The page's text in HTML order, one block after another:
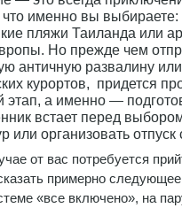
именно вы
пляжи Таиланда или
Но прежде чем
античную развалину
курортов, придется
этап, а именно —
встает перед
или организовать отпуск
от вас потребуется
примерно
«все включено», на